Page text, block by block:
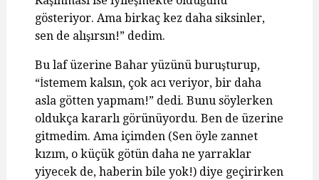
gösteriyor. Ama birkaç kez daha siksinler,
sen de alışırsın!” dedim.
Bu laf üzerine Bahar yüzünü buruşturup,
“İstemem kalsın, çok acı veriyor, bir daha
asla götten yapmam!” dedi. Bunu söylerken
oldukça kararlı görünüyordu. Ben de üzerine
gitmedim. Ama içimden (Sen öyle zannet
kızım, o küçük götün daha ne yarraklar
yiyecek de, haberin bile yok!) diye geçirirken